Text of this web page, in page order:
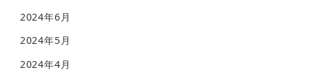
2024年6月
2024年5月
2024年4月